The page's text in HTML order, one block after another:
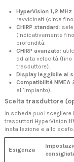
HyperVision 1,2 MHz
ravvicinati (circa fino
CHIRP standard:
(indicativamente
profondità.
CHIRP avanzato:
ad alta velocità
trasduttore).
Display leggibile al
Compatibilità NMEA
all’impianto).
Scelta trasduttore
In scheda puoi scegliere
trasduttori HyperVision
installazione e allo scafo.
Esigenza